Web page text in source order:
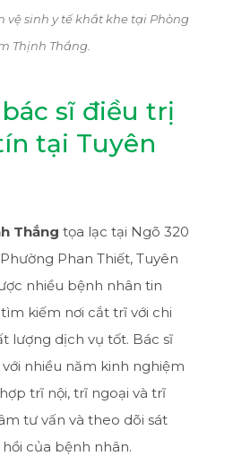
vệ sinh y tế khắt khe tại Phòng
Thịnh Thắng.
sĩ điều trị
tại Tuyên
Thắng tọa lạc tại Ngõ 320
Phan Thiết, Tuyên
nhiều bệnh nhân tin
kiếm nơi cắt trĩ với chi
lượng dịch vụ tốt. Bác sĩ
nhiều năm kinh nghiệm
trĩ nội, trĩ ngoại và trĩ
tư vấn và theo dõi sát
của bệnh nhân.